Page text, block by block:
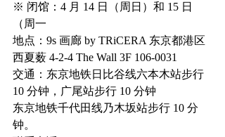
※ 闭馆：4 月 14 日（周日）和 15 日
（周一
地点：9s 画廊 by TRiCERA 东京都港区
西夏薮 4-2-4 The Wall 3F 106-0031
交通：东京地铁日比谷线六本木站步行
10 分钟，广尾站步行 10 分钟
东京地铁千代田线乃木坂站步行 10 分
钟。